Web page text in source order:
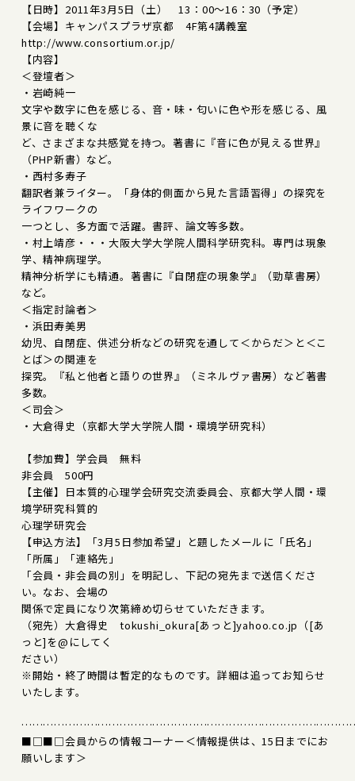
【日時】2011年3月5日（土） 13：00～16：30（予定）
【会場】キャンパスプラザ京都 4F第4講義室
http://www.consortium.or.jp/
【内容】
＜登壇者＞
・岩崎純一
文字や数字に色を感じる、音・味・匂いに色や形を感じる、風
景に音を聴くな
ど、さまざまな共感覚を持つ。著書に『音に色が見える世界』
（PHP新書）など。
・西村多寿子
翻訳者兼ライター。「身体的側面から見た言語習得」の探究を
ライフワークの
一つとし、多方面で活躍。書評、論文等多数。
・村上靖彦・・・大阪大学大学院人間科学研究科。専門は現象
学、精神病理学。
精神分析学にも精通。著書に『自閉症の現象学』（勁草書房）
など。
＜指定討論者＞
・浜田寿美男
幼児、自閉症、供述分析などの研究を通して＜からだ＞と＜こ
とば＞の関連を
探究。『私と他者と語りの世界』（ミネルヴァ書房）など著書
多数。
＜司会＞
・大倉得史（京都大学大学院人間・環境学研究科）
【参加費】学会員 無料
非会員 500円
【主催】日本質的心理学会研究交流委員会、京都大学人間・環
境学研究科質的
心理学研究会
【申込方法】「3月5日参加希望」と題したメールに「氏名」
「所属」「連絡先」
「会員・非会員の別」を明記し、下記の宛先まで送信くださ
い。なお、会場の
関係で定員になり次第締め切らせていただきます。
（宛先）大倉得史 tokushi_okura[あっと]yahoo.co.jp（[あ
っと]を@にしてく
ださい）
※開始・終了時間は暫定的なものです。詳細は追ってお知らせ
いたします。
■□■□会員からの情報コーナー＜情報提供は、15日までにお
願いします＞